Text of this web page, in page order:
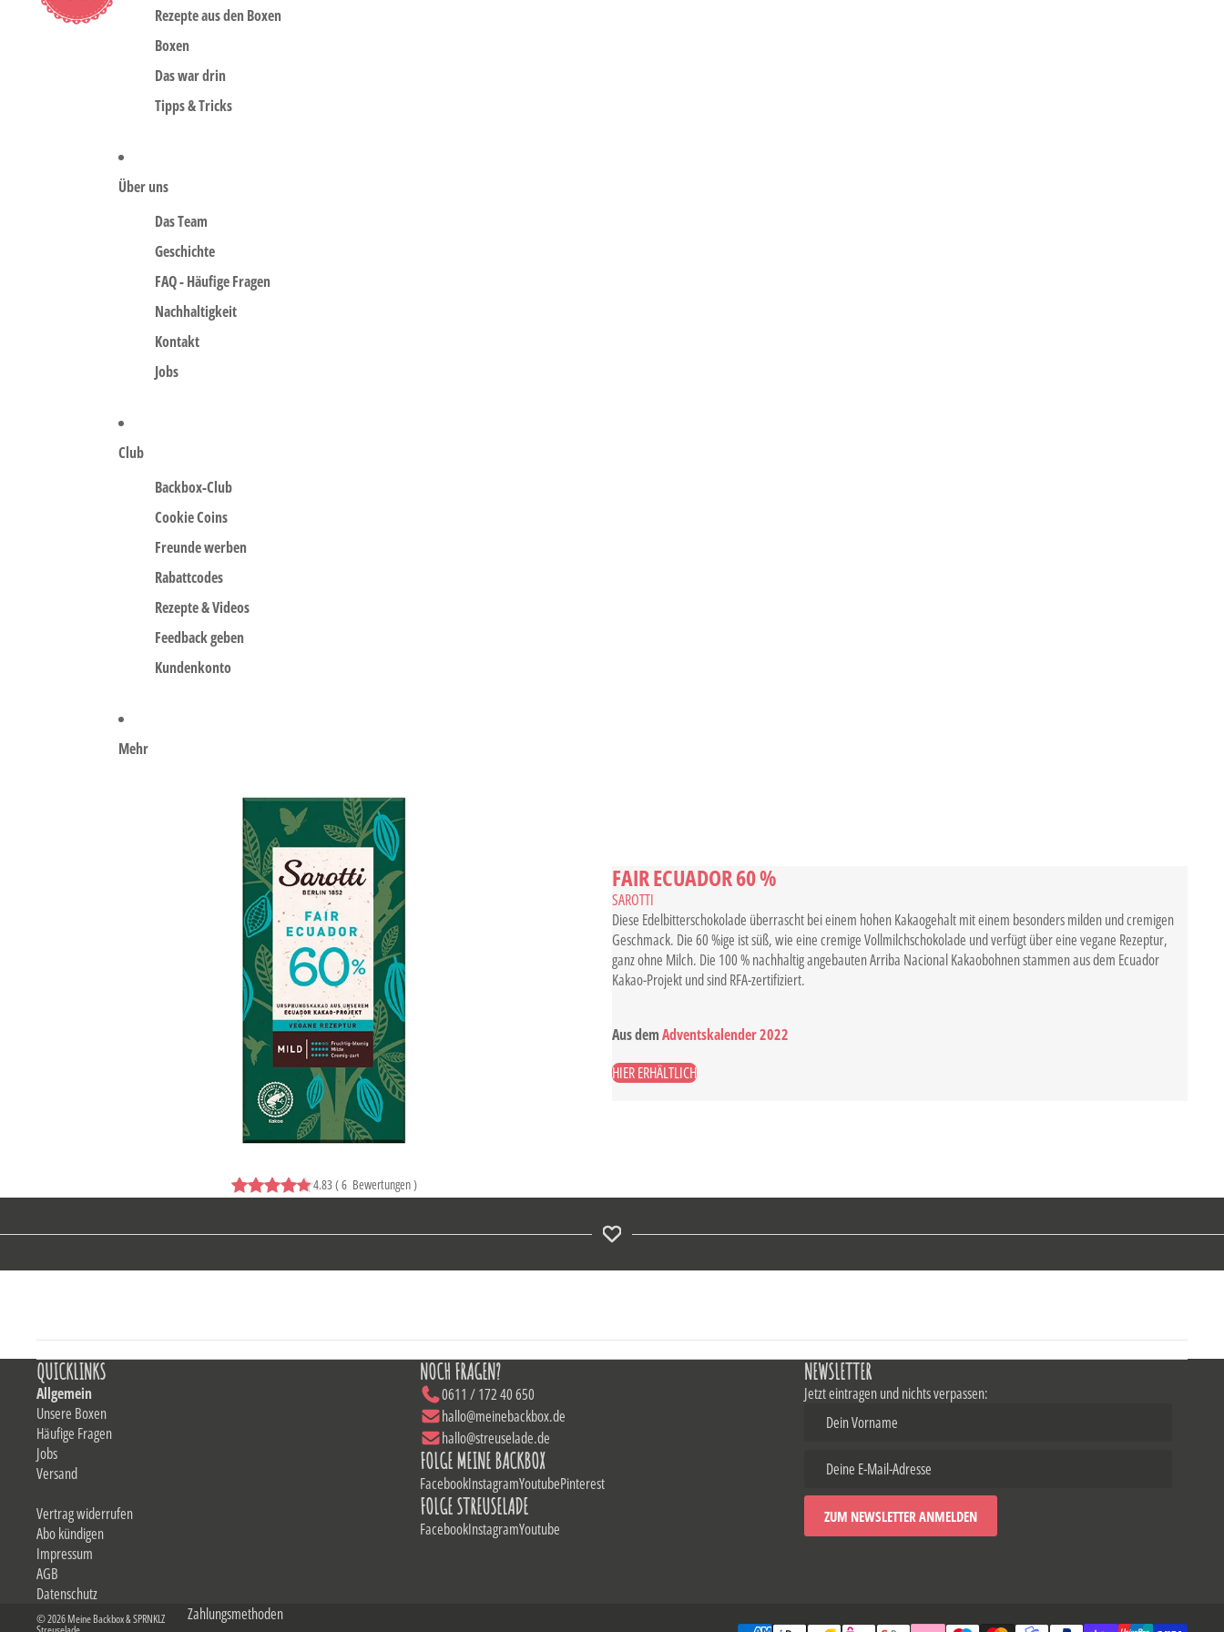
Rezepte aus den Boxen
Boxen
Das war drin
Tipps & Tricks
Über uns
Das Team
Geschichte
FAQ - Häufige Fragen
Nachhaltigkeit
Kontakt
Jobs
Club
Backbox-Club
Cookie Coins
Freunde werben
Rabattcodes
Rezepte & Videos
Feedback geben
Kundenkonto
Mehr
4.83(6 Bewertungen)
FAIR ECUADOR 60 %
SAROTTI
Diese Edelbitterschokolade überrascht bei einem hohen Kakaogehalt mit einem besonders milden und cremigen
Geschmack. Die 60 %ige ist süß, wie eine cremige Vollmilchschokolade und verfügt über eine vegane Rezeptur,
ganz ohne Milch. Die 100 % nachhaltig angebauten Arriba Nacional Kakaobohnen stammen aus dem Ecuador
Kakao-Projekt und sind RFA-zertifiziert.
Aus demAdventskalender 2022
HIER ERHÄLTLICH
QUICKLINKS
Allgemein
Unsere Boxen
Häufige Fragen
Jobs
Versand
Vertrag widerrufen
Abo kündigen
Impressum
AGB
Datenschutz
NOCH FRAGEN?
0611 / 172 40 650
hallo@meinebackbox.de
hallo@streuselade.de
FOLGE MEINE BACKBOX
FacebookInstagramYoutubePinterest
FOLGE STREUSELADE
FacebookInstagramYoutube
NEWSLETTER
Jetzt eintragen und nichts verpassen:
© 2026Meine Backbox & SPRNKLZ Zahlungsmethoden